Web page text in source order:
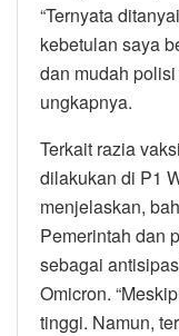
“Ternyata
kebetulan saya
dan mudah
ungkapnya.
Terkait razia
dilakukan di P1
menjelaskan,
Pemerintah dan
sebagai
Omicron.
tinggi. Namun,